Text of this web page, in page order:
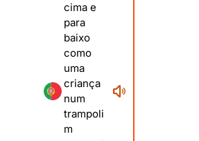
cima e
para
baixo
como
uma
criança
num
trampoli
m